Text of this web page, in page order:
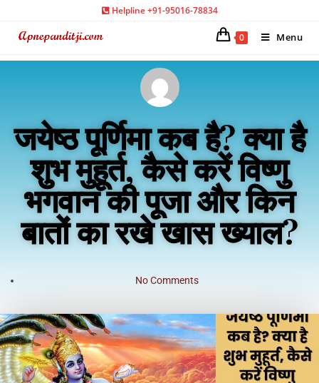
Helpline +91-95016-78834
0 Menu
जयेष्ठ पूर्णिमा कब है? क्या है
शुभ मुहूर्त, कैसे करें विष्णु
भगवान की पूजा और किन
बातों का रखे खास ख्याल?
No Comments